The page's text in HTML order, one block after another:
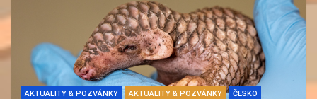
AKTUALITY & POZVÁNKY AKTUALITY & POZVÁNKY
ČESKO